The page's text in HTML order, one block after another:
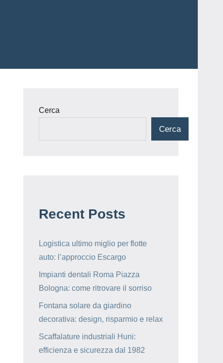
Cerca
Cerca
Recent Posts
Logistica ultimo miglio per flotte
auto: l’approccio Escargo
Impianti dentali Roma Piazza
Bologna: come ritrovare il sorriso
Fontana solare da giardino
decorativa: design, risparmio e relax
Scaffalature industriali Huni:
efficienza e sicurezza dal 1982